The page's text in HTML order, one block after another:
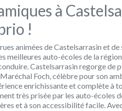
à
!
animées de Castelsarrasin et de
meilleures auto-écoles de la
Castelsarrasin regorge de
Foch, célèbre pour son
enrichissante et complète à
très prisée par les auto-écoles
et à son accessibilité facile.